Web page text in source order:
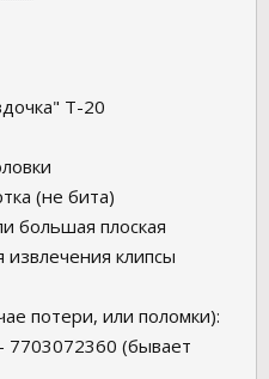
T-20
(не бита)
большая плоская
клипсы
потери, или поломки):
7703072360 (бывает